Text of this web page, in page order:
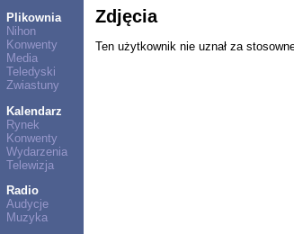
Plikownia
Nihon
Konwenty
Media
Teledyski
Zwiastuny
Kalendarz
Rynek
Konwenty
Wydarzenia
Telewizja
Radio
Audycje
Muzyka
Zdjęcia
Ten użytkownik nie uznał za